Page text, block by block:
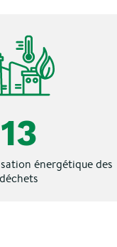
13
énergétique des
déchets